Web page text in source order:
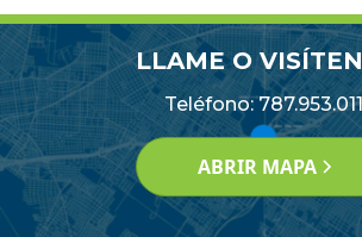
LLAME O
Teléfono:
ABRIR MAPA